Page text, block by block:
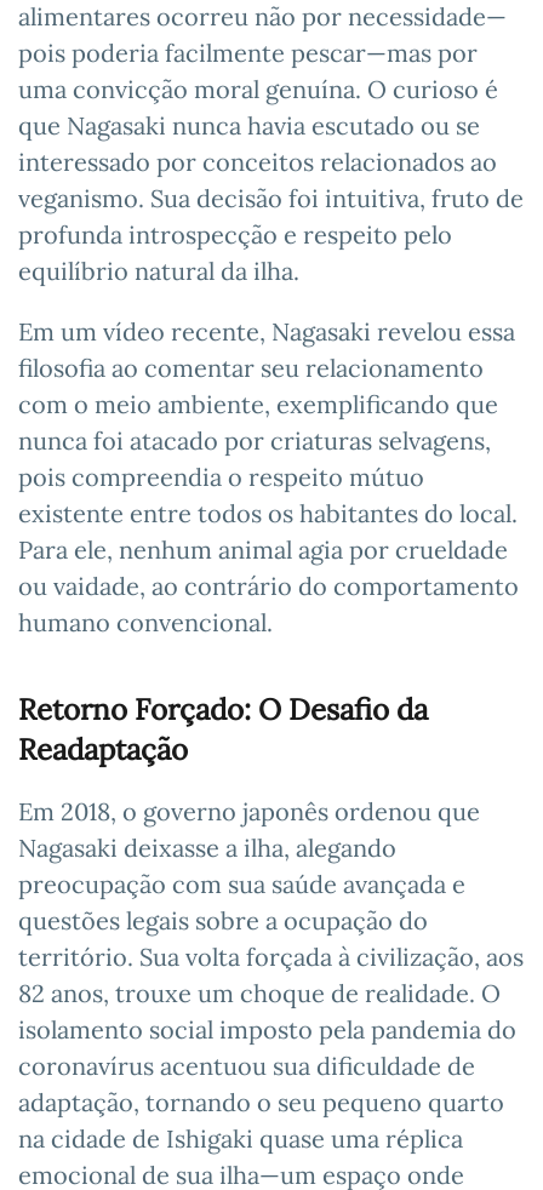
alimentares ocorreu não por necessidade—
pois poderia facilmente pescar—mas por
uma convicção moral genuína. O curioso é
que Nagasaki nunca havia escutado ou se
interessado por conceitos relacionados ao
veganismo. Sua decisão foi intuitiva, fruto de
profunda introspecção e respeito pelo
equilíbrio natural da ilha.
Em um vídeo recente, Nagasaki revelou essa
filosofia ao comentar seu relacionamento
com o meio ambiente, exemplificando que
nunca foi atacado por criaturas selvagens,
pois compreendia o respeito mútuo
existente entre todos os habitantes do local.
Para ele, nenhum animal agia por crueldade
ou vaidade, ao contrário do comportamento
humano convencional.
Retorno Forçado: O Desafio da
Readaptação
Em 2018, o governo japonês ordenou que
Nagasaki deixasse a ilha, alegando
preocupação com sua saúde avançada e
questões legais sobre a ocupação do
território. Sua volta forçada à civilização, aos
82 anos, trouxe um choque de realidade. O
isolamento social imposto pela pandemia do
coronavírus acentuou sua dificuldade de
adaptação, tornando o seu pequeno quarto
na cidade de Ishigaki quase uma réplica
emocional de sua ilha—um espaço onde